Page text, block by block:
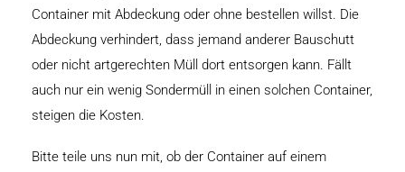
Container mit Abdeckung oder ohne bestellen willst. Die
Abdeckung verhindert, dass jemand anderer Bauschutt
oder nicht artgerechten Müll dort entsorgen kann. Fällt
auch nur ein wenig Sondermüll in einen solchen Container,
steigen die Kosten.
Bitte teile uns nun mit, ob der Container auf einem